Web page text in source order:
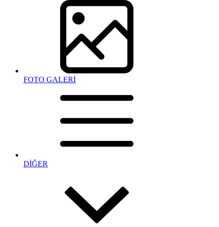
FOTO GALERİ
DİĞER